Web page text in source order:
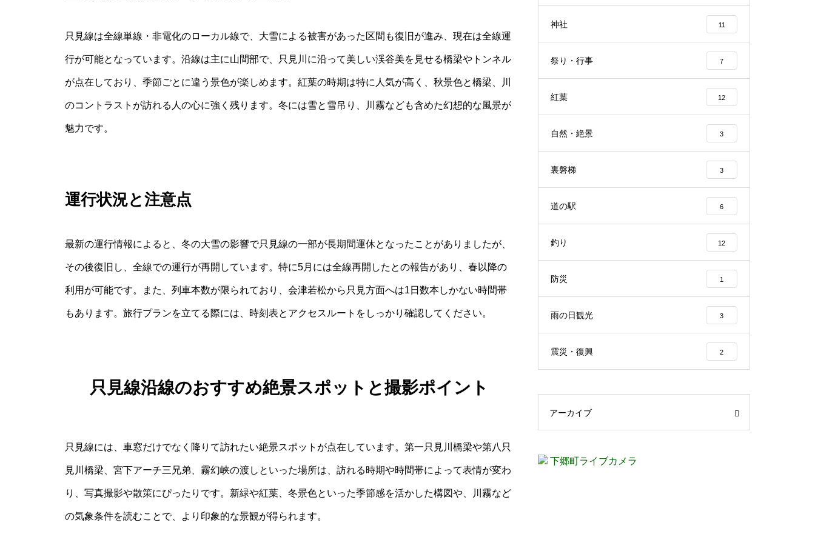
只見線は全線単線・非電化のローカル線で、大雪による被害があった区間も復旧が進み、現在は全線運
行が可能となっています。沿線は主に山間部で、只見川に沿って美しい渓谷美を見せる橋梁やトンネル
が点在しており、季節ごとに違う景色が楽しめます。紅葉の時期は特に人気が高く、秋景色と橋梁、川
のコントラストが訪れる人の心に強く残ります。冬には雪と雪吊り、川霧なども含めた幻想的な風景が
魅力です。
運行状況と注意点
最新の運行情報によると、冬の大雪の影響で只見線の一部が長期間運休となったことがありましたが、
その後復旧し、全線での運行が再開しています。特に5月には全線再開したとの報告があり、春以降の
利用が可能です。また、列車本数が限られており、会津若松から只見方面へは1日数本しかない時間帯
もあります。旅行プランを立てる際には、時刻表とアクセスルートをしっかり確認してください。
只見線沿線のおすすめ絶景スポットと撮影ポイント
只見線には、車窓だけでなく降りて訪れたい絶景スポットが点在しています。第一只見川橋梁や第八只
見川橋梁、宮下アーチ三兄弟、霧幻峡の渡しといった場所は、訪れる時期や時間帯によって表情が変わ
り、写真撮影や散策にぴったりです。新緑や紅葉、冬景色といった季節感を活かした構図や、川霧など
の気象条件を読むことで、より印象的な景観が得られます。
神社 11
祭り・行事 7
紅葉 12
自然・絶景 3
裏磐梯 3
道の駅 6
釣り 12
防災 1
雨の日観光 3
震災・復興 2
アーカイブ
下郷町ライブカメラ